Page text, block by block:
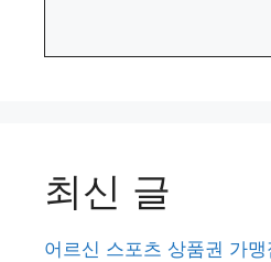
최신 글
어르신 스포츠 상품권 가